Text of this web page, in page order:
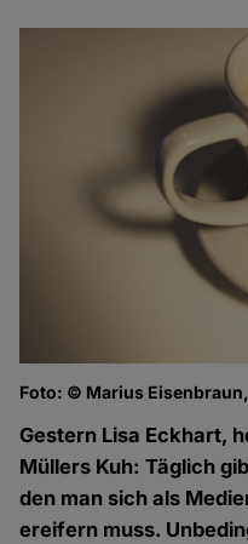
Foto: © Marius
Gestern Lisa Eckhart,
Müllers Kuh: Täglich
den man sich als
ereifern muss.